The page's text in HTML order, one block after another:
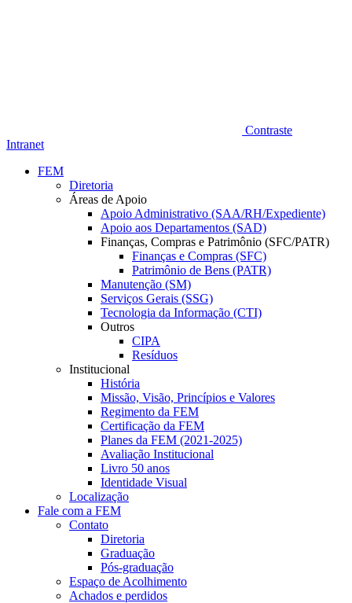
Contraste
Intranet
FEM
Diretoria
Áreas de Apoio
Apoio Administrativo (SAA/RH/Expediente)
Apoio aos Departamentos (SAD)
Finanças, Compras e Patrimônio (SFC/PATR)
Finanças e Compras (SFC)
Patrimônio de Bens (PATR)
Manutenção (SM)
Serviços Gerais (SSG)
Tecnologia da Informação (CTI)
Outros
CIPA
Resíduos
Institucional
História
Missão, Visão, Princípios e Valores
Regimento da FEM
Certificação da FEM
Planes da FEM (2021-2025)
Avaliação Institucional
Livro 50 anos
Identidade Visual
Localização
Fale com a FEM
Contato
Diretoria
Graduação
Pós-graduação
Espaço de Acolhimento
Achados e perdidos